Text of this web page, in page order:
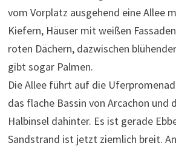
vom Vorplatz ausgehend eine Allee
Kiefern, Häuser mit weißen
roten Dächern, dazwischen
gibt sogar Palmen.
Die Allee führt auf die
das flache Bassin von Arcachon und
Halbinsel dahinter. Es ist gerade
Sandstrand ist jetzt ziemlich breit.